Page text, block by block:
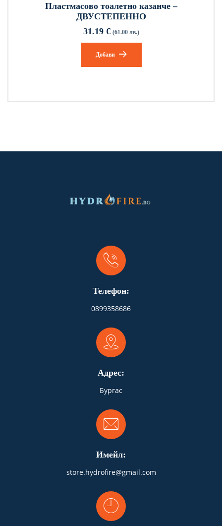
Пластмасово тоалетно казанче –
ДВУСТЕПЕННО
31.19 € (61.00 лв.)
Добави
Телефон:
0899358686
Адрес:
Бургас
Имейл:
store.hydrofire@gmail.com